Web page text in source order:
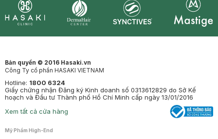
Bản quyền © 2016 Hasaki.vn
Công Ty cổ phần HASAKI VIETNAM
Hotline: 1800 6324
Giấy chứng nhận Đăng ký Kinh doanh số 0313612829 do Sở Kế
hoạch và Đầu tư Thành phố Hồ Chí Minh cấp ngày 13/01/2016
Xem tất cả cửa hàng
Mỹ Phẩm High-End